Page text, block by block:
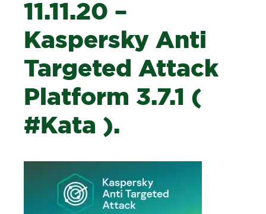
11.11.20 –
Kaspersky Anti
Targeted Attack
Platform 3.7.1 (
#Kata ).